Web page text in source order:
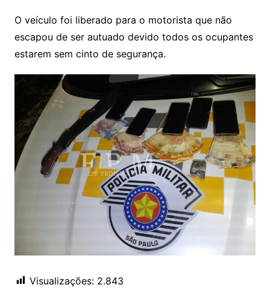
O veículo foi liberado para o motorista que não
escapou de ser autuado devido todos os ocupantes
estarem sem cinto de segurança.
Visualizações: 2.843